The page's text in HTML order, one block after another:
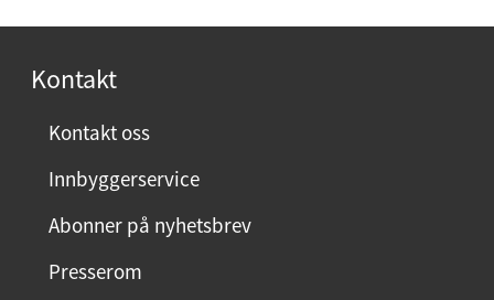
Kontakt
Kontakt oss
Innbyggerservice
Abonner på nyhetsbrev
Presserom